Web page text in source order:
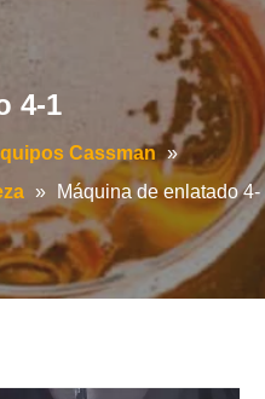
4-1
Cassman »
»
Máquina de enlatado 4-